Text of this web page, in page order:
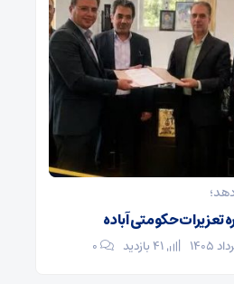
تعزیرات حکومتی آباده
۰